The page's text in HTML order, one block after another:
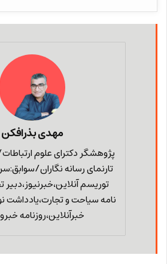
مهدی بذرافکن
پژوهشگر دکترای علوم
تارنمای رسانه نگاران/
توریسم آنلاین،خبرنیوز،دبیر
نامه سیاحت و تجارت،یادداشت
خبرآنلاین،روزنامه